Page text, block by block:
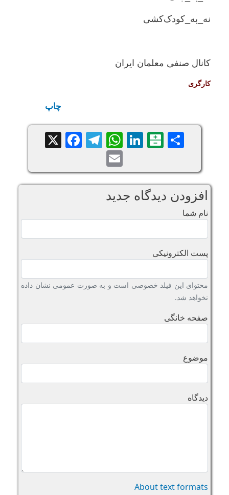
نه_به_کودک‌کشی
کانال صنفی معلمان ایران
کارگری
چاپ
Share
Balatarin
LinkedIn
WhatsApp
Telegram
Facebook
X
Email
افزودن دیدگاه جدید
نام شما
پست الکترونیکی
محتوای این فیلد خصوصی است و به صورت عمومی نشان داده
نخواهد شد.
صفحه خانگی
موضوع
دیدگاه
About text formats